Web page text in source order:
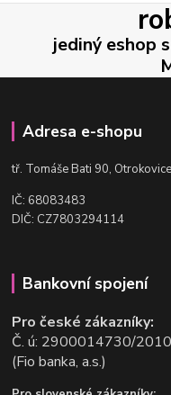
jediný eshop
Adresa e-shopu
tř. Tomáše Bati 90, Otrokovice
IČ: 68083483
DIČ: CZ7803294114
Bankovní spojení
Pro české zákazníky:
Č. ú: 2900014730/2010
(Fio banka, a.s.)